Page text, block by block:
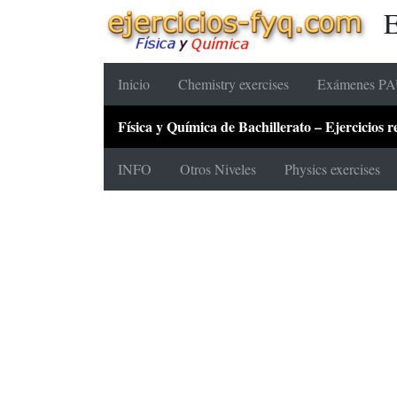
Inicio Chemistry exercises Exámenes
Física y Química de Bachillerato – Ejercicios
INFO Otros Niveles Physics exercises